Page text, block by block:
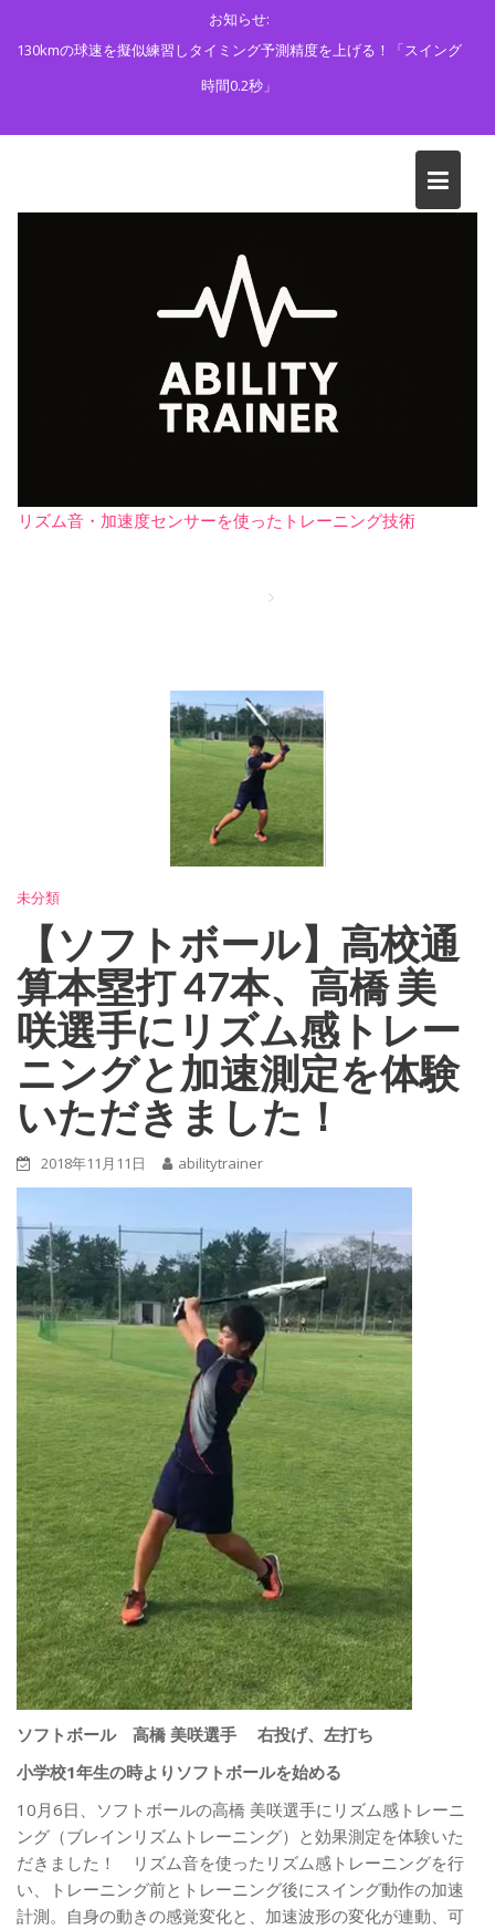
お知らせ:
130kmの球速を擬似練習しタイミング予測精度を上げる！「スイング
時間0.2秒」
リズム音・加速度センサーを使ったトレーニング技術
未分類
【ソフトボール】高校通
算本塁打 47本、高橋 美
咲選手にリズム感トレー
ニングと加速測定を体験
いただきました！
2018年11月11日 abilitytrainer
ソフトボール 高橋 美咲選手
右投げ、左打ち
小学校1年生の時よりソフトボールを始める
10月6日、ソフトボールの高橋 美咲選手にリズム感トレーニ
ング（ブレインリズムトレーニング）と効果測定を体験いた
だきました！ リズム音を使ったリズム感トレーニングを行
い、トレーニング前とトレーニング後にスイング動作の加速
計測。自身の動きの感覚変化と、加速波形の変化が連動、可